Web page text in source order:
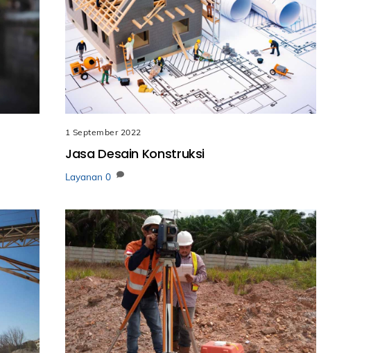
1 September 2022
Jasa Desain Konstruksi
Layanan 0